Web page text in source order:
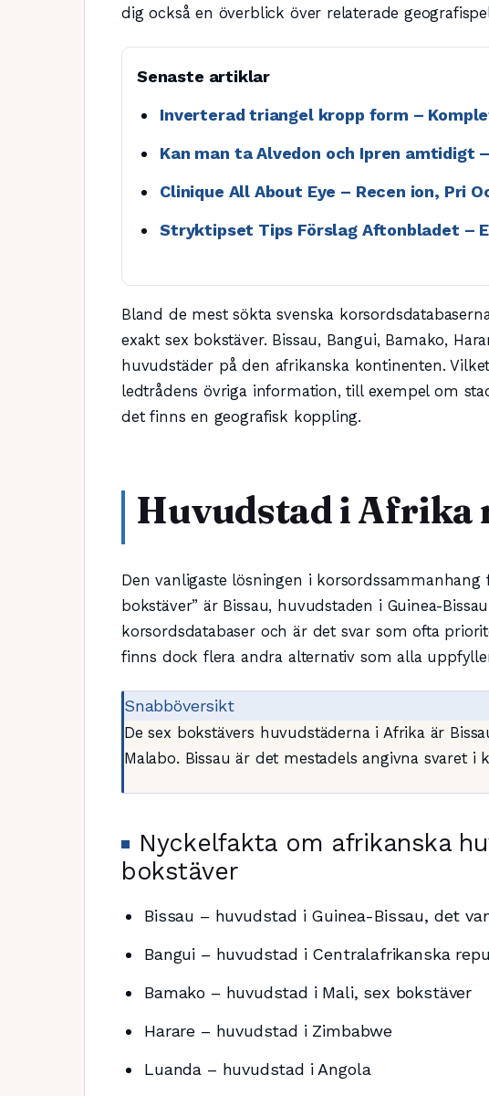
dig också en överblick över relaterade
Senaste artiklar
Inverterad triangel kropp form –
Kan man ta Alvedon och Ipren amtidigt
Clinique All About Eye – Recen ion, Pri
Stryktipset Tips Förslag Aftonbladet –
Bland de mest sökta svenska
exakt sex bokstäver. Bissau, Bangui, Bamako,
huvudstäder på den afrikanska kontinenten.
ledtrådens övriga information, till exempel om
det finns en geografisk koppling.
Huvudstad i Afrika
Den vanligaste lösningen i
bokstäver” är Bissau, huvudstaden i Guinea-
korsordsdatabaser och är det svar som ofta
finns dock flera andra alternativ som alla
Snabböversikt
De sex bokstävers huvudstäderna i Afrika är
Malabo. Bissau är det mestadels angivna svaret i
Nyckelfakta om afrikanska
bokstäver
Bissau – huvudstad i Guinea-Bissau, det
Bangui – huvudstad i Centralafrikanska
Bamako – huvudstad i Mali, sex bokstäver
Harare – huvudstad i Zimbabwe
Luanda – huvudstad i Angola